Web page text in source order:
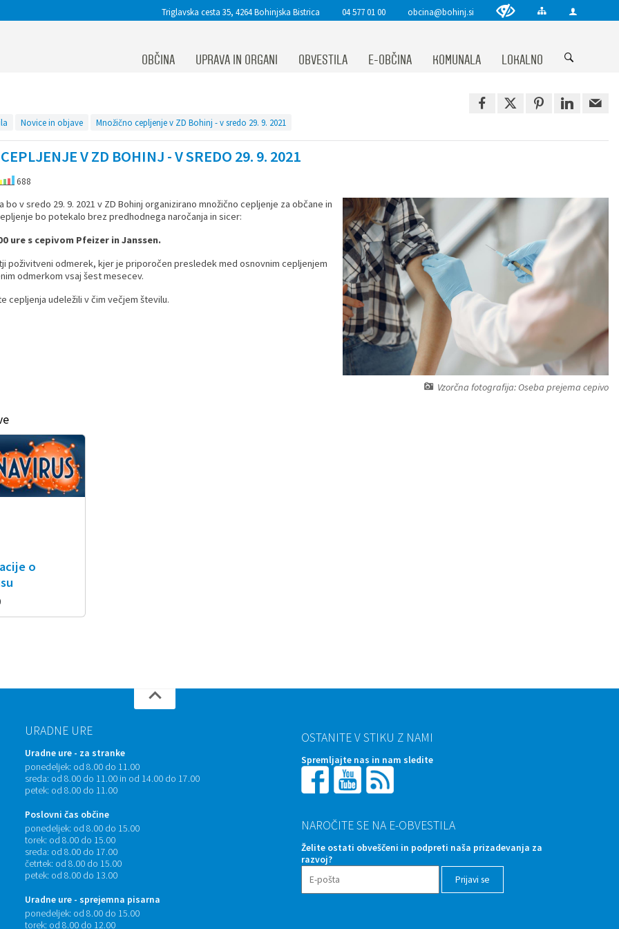
Triglavska cesta 35, 4264 Bohinjska Bistrica 04 577 01 00 obcina@bohinj.si
OBČINA UPRAVA IN ORGANI OBVESTILA E-OBČINA KOMUNALA LOKALNO
Novice in objave Množično cepljenje v ZD Bohinj - v sredo 29. 9. 2021
V ZD BOHINJ - V SREDO 29. 9. 2021
688
Vzorčna fotografija: Oseba prejema cepivo
bo v sredo 29. 9. 2021 v ZD Bohinj organizirano množično cepljenje za občane in
bo potekalo brez predhodnega naročanja in sicer:
ure s cepivom Pfeizer in Janssen.
poživitveni odmerek, kjer je priporočen presledek med osnovnim cepljenjem
odmerkom vsaj šest mesecev.
cepljenja udeležili v čim večjem številu.
o
URADNE URE
Uradne ure - za stranke
ponedeljek: od 8.00 do 11.00
sreda: od 8.00 do 11.00 in od 14.00 do 17.00
petek: od 8.00 do 11.00
Poslovni čas občine
ponedeljek: od 8.00 do 15.00
torek: od 8.00 do 15.00
sreda: od 8.00 do 17.00
četrtek: od 8.00 do 15.00
petek: od 8.00 do 13.00
Uradne ure - sprejemna pisarna
ponedeljek: od 8.00 do 15.00
torek: od 8.00 do 12.00
OSTANITE V STIKU Z NAMI
Spremljajte nas in nam sledite
NAROČITE SE NA E-OBVESTILA
Želite ostati obveščeni in podpreti naša prizadevanja za
razvoj?